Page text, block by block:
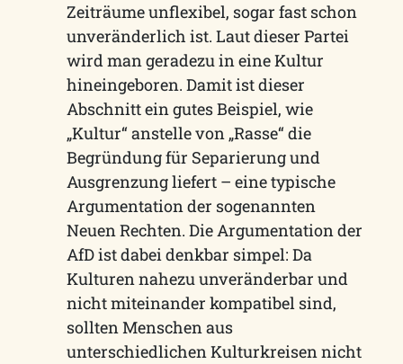
Zeiträume unflexibel, sogar fast schon
unveränderlich ist. Laut dieser Partei
wird man geradezu in eine Kultur
hineingeboren. Damit ist dieser
Abschnitt ein gutes Beispiel, wie
„Kultur“ anstelle von „Rasse“ die
Begründung für Separierung und
Ausgrenzung liefert – eine typische
Argumentation der sogenannten
Neuen Rechten. Die Argumentation der
AfD ist dabei denkbar simpel: Da
Kulturen nahezu unveränderbar und
nicht miteinander kompatibel sind,
sollten Menschen aus
unterschiedlichen Kulturkreisen nicht